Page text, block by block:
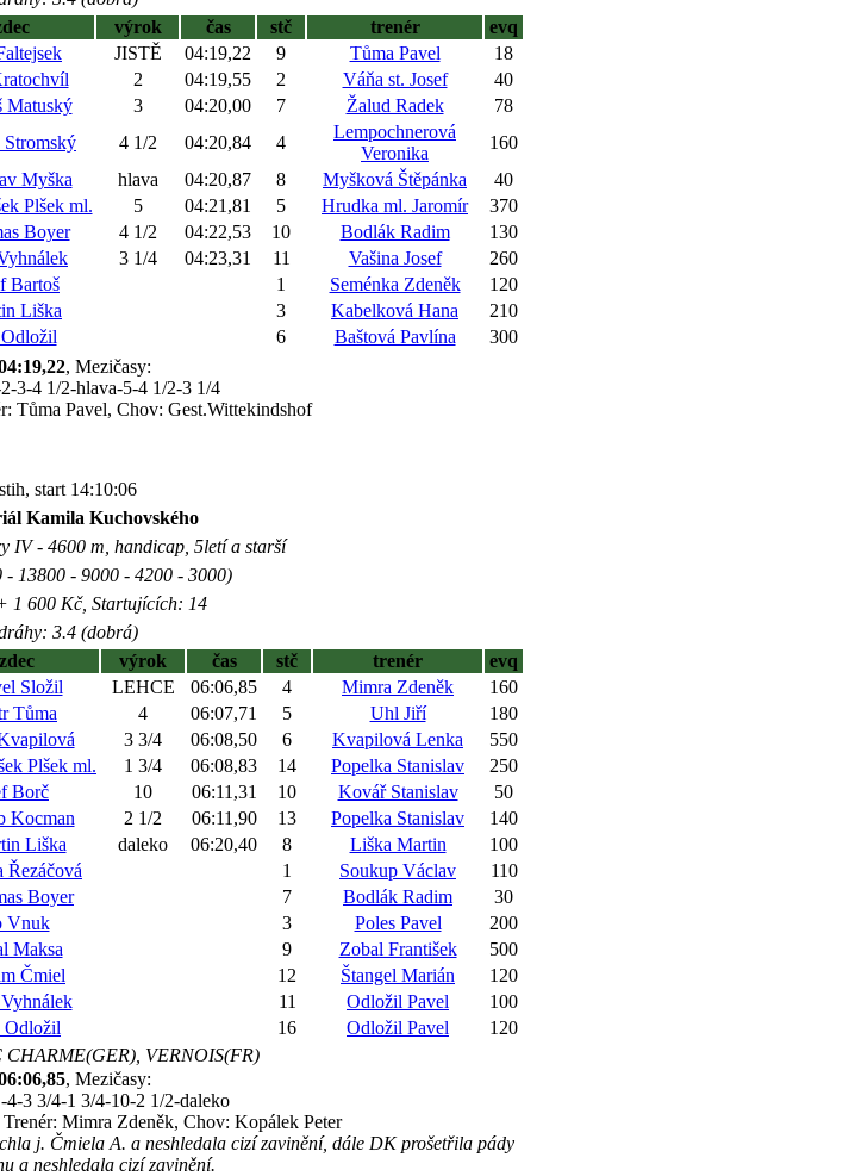
výrok čas stč trenér
evq
JISTĚ 04:19,22 9 Tůma Pavel
18
2 04:19,55 2 Váňa st. Josef
40
Matuský 3 04:20,00 7 Žalud Radek
78
4 1/2 04:20,84 4
Lempochnerová
Veronika
160
Myška hlava 04:20,87 8 Myšková Štěpánka
40
Plšek ml. 5 04:21,81 5 Hrudka ml. Jaromír
370
Boyer 4 1/2 04:22,53 10 Bodlák Radim
130
3 1/4 04:23,31 11 Vašina Josef
260
Bartoš 1 Seménka Zdeněk
120
Liška 3 Kabelková Hana
210
6 Baštová Pavlína
300
, Mezičasy:
3-4 1/2-hlava-5-4 1/2-3 1/4
Tůma Pavel, Chov: Gest.Wittekindshof
start 14:10:06
Kamila Kuchovského
IV - 4600 m, handicap, 5letí a starší
- 13800 - 9000 - 4200 - 3000)
1 600 Kč, Startujících: 14
3.4 (dobrá)
výrok čas stč trenér
evq
Složil LEHCE 06:06,85 4 Mimra Zdeněk
160
Tůma 4 06:07,71 5 Uhl Jiří
180
3 3/4 06:08,50 6 Kvapilová Lenka
550
Plšek ml. 1 3/4 06:08,83 14 Popelka Stanislav
250
Borč 10 06:11,31 10 Kovář Stanislav
50
Kocman 2 1/2 06:11,90 13 Popelka Stanislav
140
Liška daleko 06:20,40 8 Liška Martin
100
Řezáčová 1 Soukup Václav
110
Boyer 7 Bodlák Radim
30
Vnuk 3 Poles Pavel
200
Maksa 9 Zobal František
500
Čmiel 12 Štangel Marián
120
11 Odložil Pavel
100
Odložil 16 Odložil Pavel
120
VERNOIS(FR)
, Mezičasy:
3 3/4-1 3/4-10-2 1/2-daleko
Mimra Zdeněk, Chov: Kopálek Peter
j. Čmiela A. a neshledala cizí zavinění, dále DK prošetřila pády
a neshledala cizí zavinění.